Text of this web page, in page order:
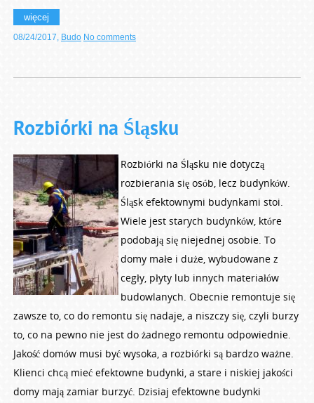
więcej
08/24/2017 Budo No comments
Rozbiórki na Śląsku
Rozbiórki na Śląsku nie dotyczą
rozbierania się osób, lecz budynków.
Śląsk efektownymi budynkami stoi.
Wiele jest starych budynków, które
podobają się niejednej osobie. To
domy małe i duże, wybudowane z
cegły, płyty lub innych materiałów
budowlanych. Obecnie remontuje się
zawsze to, co do remontu się nadaje, a niszczy się, czyli burzy
to, co na pewno nie jest do żadnego remontu odpowiednie.
Jakość domów musi być wysoka, a rozbiórki są bardzo ważne.
Klienci chcą mieć efektowne budynki, a stare i niskiej jakości
domy mają zamiar burzyć. Dzisiaj efektowne budynki